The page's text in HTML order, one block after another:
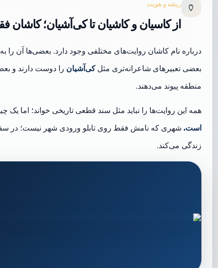
🏺 ریشه و هویت
از کاسیان و کاشیان تا کی‌آشیان؛
درباره نام کاشان روایت‌های مختلفی وجود دارد. بعضی‌ها آن را
بعضی تعبیرهای شاعرانه‌تری مثلکی‌آشیان را دوست دارند و
منطقه پیوند می‌دهند.
همه این روایت‌ها را نباید مثل سند قطعی تاریخی خواند؛ اما
است. شهری که نامش فقط روی تابلو ورودی شهر نیست؛ در
زندگی می‌کند.